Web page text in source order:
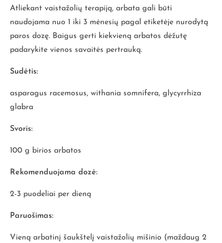
Atliekant vaistažolių terapiją, arbata gali būti
naudojama nuo 1 iki 3 mėnesių pagal etiketėje nurodytą
paros dozę. Baigus gerti kiekvieną arbatos dėžutę
padarykite vienos savaitės pertrauką.
Sudėtis:
asparagus racemosus, withania somnifera, glycyrrhiza
glabra
Svoris:
100 g birios arbatos
Rekomenduojama dozė:
2-3 puodeliai per dieną
Paruošimas:
Vieną arbatinį šaukštelį vaistažolių mišinio (maždaug 2